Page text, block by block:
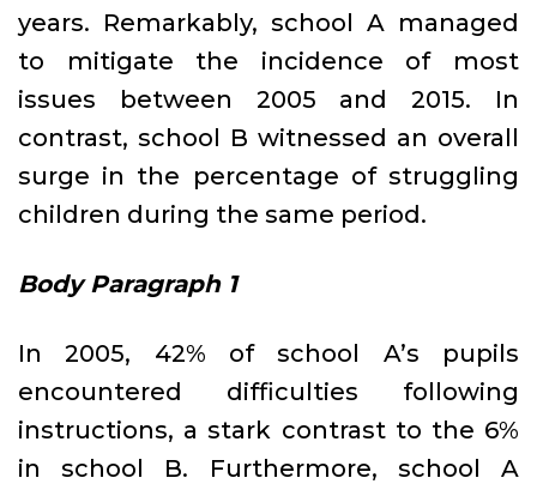
years. Remarkably, school A managed
to mitigate the incidence of most
issues between 2005 and 2015. In
contrast, school B witnessed an overall
surge in the percentage of struggling
children during the same period.
Body Paragraph 1
In 2005, 42% of school A’s pupils
encountered difficulties following
instructions, a stark contrast to the 6%
in school B. Furthermore, school A